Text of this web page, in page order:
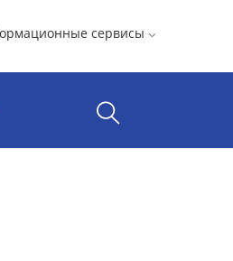
сервисы